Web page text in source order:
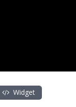
Widget